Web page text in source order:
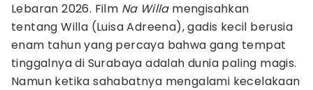
Lebaran 2026. Film Na Willa mengisahkan
tentang Willa (Luisa Adreena), gadis kecil berusia
enam tahun yang percaya bahwa gang tempat
tinggalnya di Surabaya adalah dunia paling magis.
Namun ketika sahabatnya mengalami kecelakaan